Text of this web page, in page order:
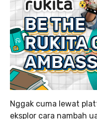
Nggak cuma lewat
eksplor cara nambah